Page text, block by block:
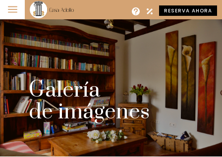
a RESERVA AHORA
Galería
de imágenes